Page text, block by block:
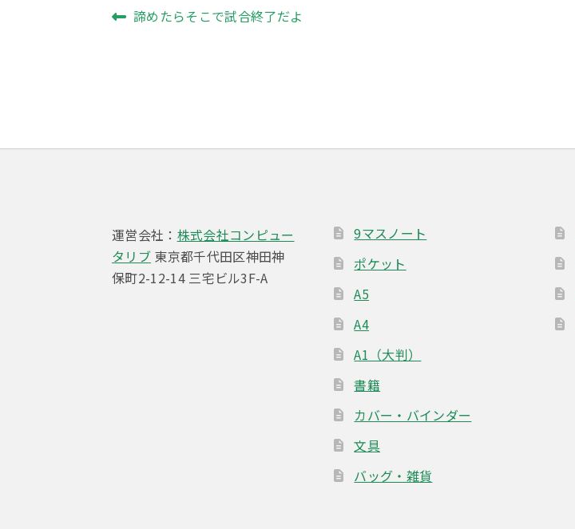
投
ゲ
ョ
ン
前
諦めたらそこで試合終了だよ
運営会社： 株式会社コンピュー
タリブ東京都千代田区神田神
保町2-12-14 三宅ビル3F-A
9マスノート
ポケット
A5
A4
A1（大判）
書籍
カバー・バインダー
文具
バッグ・雑貨